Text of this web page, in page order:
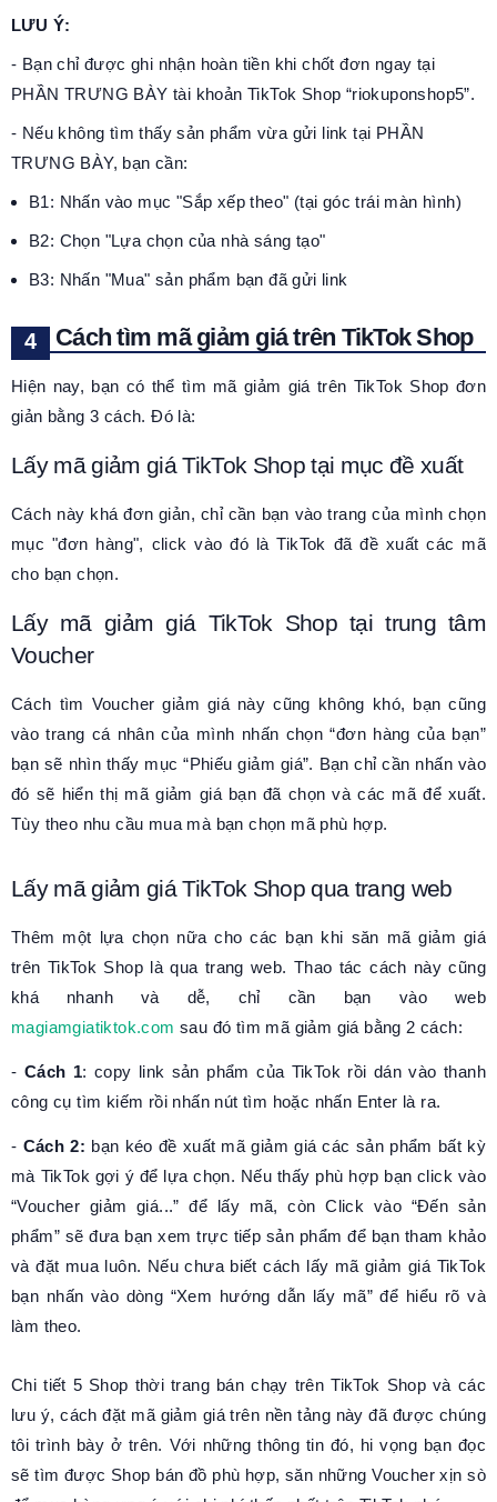
LƯU Ý:
- Bạn chỉ được ghi nhận hoàn tiền khi chốt đơn ngay tại
PHẦN TRƯNG BÀY tài khoản TikTok Shop “riokuponshop5”.
- Nếu không tìm thấy sản phẩm vừa gửi link tại PHẦN
TRƯNG BÀY, bạn cần:
B1: Nhấn vào mục "Sắp xếp theo" (tại góc trái màn hình)
B2: Chọn "Lựa chọn của nhà sáng tạo"
B3: Nhấn "Mua" sản phẩm bạn đã gửi link
Cách tìm mã giảm giá trên TikTok Shop
Hiện nay, bạn có thể tìm mã giảm giá trên TikTok Shop đơn
giản bằng 3 cách. Đó là:
Lấy mã giảm giá TikTok Shop tại mục đề xuất
Cách này khá đơn giản, chỉ cần bạn vào trang của mình chọn
mục "đơn hàng", click vào đó là TikTok đã đề xuất các mã
cho bạn chọn.
Lấy mã giảm giá TikTok Shop tại trung tâm
Voucher
Cách tìm Voucher giảm giá này cũng không khó, bạn cũng
vào trang cá nhân của mình nhấn chọn “đơn hàng của bạn”
bạn sẽ nhìn thấy mục “Phiếu giảm giá”. Bạn chỉ cần nhấn vào
đó sẽ hiển thị mã giảm giá bạn đã chọn và các mã để xuất.
Tùy theo nhu cầu mua mà bạn chọn mã phù hợp.
Lấy mã giảm giá TikTok Shop qua trang web
Thêm một lựa chọn nữa cho các bạn khi săn mã giảm giá
trên TikTok Shop là qua trang web. Thao tác cách này cũng
khá nhanh và dễ, chỉ cần bạn vào web
magiamgiatiktok.com sau đó tìm mã giảm giá bằng 2 cách:
- Cách 1: copy link sản phẩm của TikTok rồi dán vào thanh
công cụ tìm kiếm rồi nhấn nút tìm hoặc nhấn Enter là ra.
- Cách 2: bạn kéo đề xuất mã giảm giá các sản phẩm bất kỳ
mà TikTok gợi ý để lựa chọn. Nếu thấy phù hợp bạn click vào
“Voucher giảm giá...” để lấy mã, còn Click vào “Đến sản
phẩm” sẽ đưa bạn xem trực tiếp sản phẩm để bạn tham khảo
và đặt mua luôn. Nếu chưa biết cách lấy mã giảm giá TikTok
bạn nhấn vào dòng “Xem hướng dẫn lấy mã” để hiểu rõ và
làm theo.
Chi tiết 5 Shop thời trang bán chạy trên TikTok Shop và các
lưu ý, cách đặt mã giảm giá trên nền tảng này đã được chúng
tôi trình bày ở trên. Với những thông tin đó, hi vọng bạn đọc
sẽ tìm được Shop bán đồ phù hợp, săn những Voucher xịn sò